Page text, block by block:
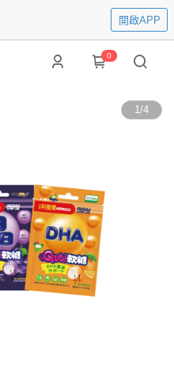
開啟APP
0
1/4